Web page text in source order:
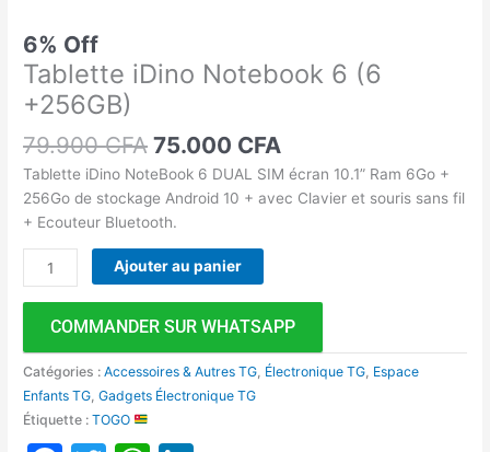
6% Off
Tablette iDino Notebook 6 (6
+256GB)
79.900CFA 75.000 CFA
Tablette iDino NoteBook 6 DUAL SIM écran 10.1” Ram 6Go +
256Go de stockage Android 10 + avec Clavier et souris sans fil
+ Ecouteur Bluetooth.
Ajouter au panier
COMMANDER SUR WHATSAPP
Catégories :Accessoires & Autres TG, Électronique TG, Espace
Enfants TG,Gadgets Électronique TG
Étiquette :TOGO